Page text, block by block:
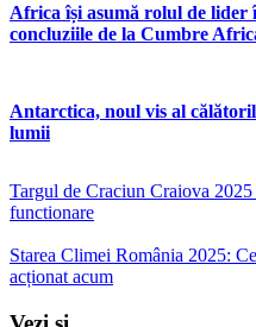
Africa își asumă rolul de lider
concluziile de la Cumbre
Antarctica, noul vis al
lumii
Targul de Craciun Craiova
functionare
Starea Climei România 2025:
acționat acum